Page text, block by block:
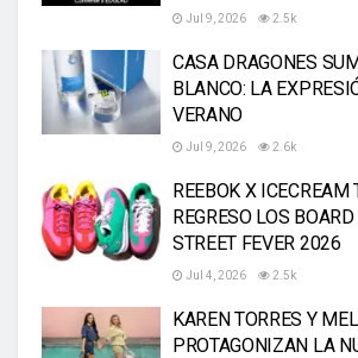
Jul 9, 2026 2.5k
CASA DRAGONES
BLANCO: LA
VERANO
Jul 9, 2026 2.6k
REEBOK X ICECREAM
REGRESO LOS
STREET FEVER 2026
Jul 4, 2026 2.5k
KAREN TORRES Y
PROTAGONIZAN LA